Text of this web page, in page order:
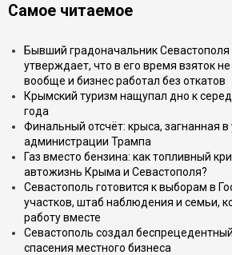
Самое читаемое
Бывший градоначальник Севастополя
утверждает, что в его время взяток
вообще и бизнес работал без откатов
Крымский туризм нащупал дно к
года
Финальный отсчёт: крыса, загнанная в
администрации Трампа
Газ вместо бензина: как топливный
автожизнь Крыма и Севастополя?
Севастополь готовится к выборам в
участков, штаб наблюдения и семьи,
работу вместе
Севастополь создал
спасения местного бизнеса